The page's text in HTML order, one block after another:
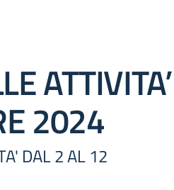
ATTIVITA’
2024
DAL 2 AL 12